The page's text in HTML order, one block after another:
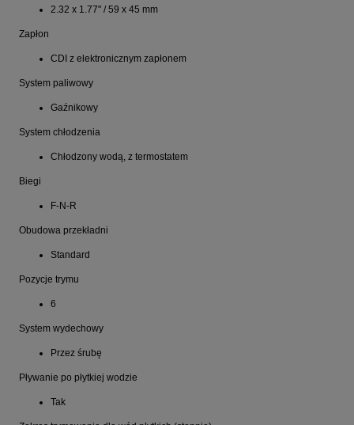
2.32 x 1.77" / 59 x 45 mm
Zapłon
CDI z elektronicznym zapłonem
System paliwowy
Gaźnikowy
System chłodzenia
Chłodzony wodą, z termostatem
Biegi
F-N-R
Obudowa przekładni
Standard
Pozycje trymu
6
System wydechowy
Przez śrubę
Pływanie po płytkiej wodzie
Tak